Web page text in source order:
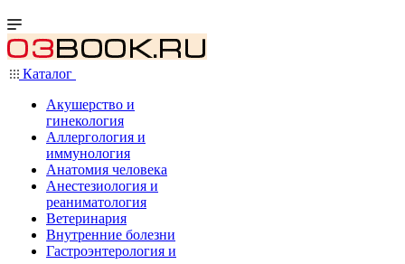
Каталог
Акушерство и
гинекология
Аллергология и
иммунология
Анатомия человека
Анестезиология и
реаниматология
Ветеринария
Внутренние болезни
Гастроэнтерология и